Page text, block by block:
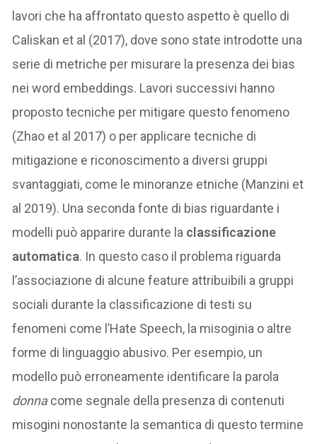
lavori che ha affrontato questo aspetto è quello di
Caliskan et al (2017), dove sono state introdotte una
serie di metriche per misurare la presenza dei bias
nei word embeddings. Lavori successivi hanno
proposto tecniche per mitigare questo fenomeno
(Zhao et al 2017) o per applicare tecniche di
mitigazione e riconoscimento a diversi gruppi
svantaggiati, come le minoranze etniche (Manzini et
al 2019). Una seconda fonte di bias riguardante i
modelli può apparire durante la classificazione
automatica. In questo caso il problema riguarda
l’associazione di alcune feature attribuibili a gruppi
sociali durante la classificazione di testi su
fenomeni come l’Hate Speech, la misoginia o altre
forme di linguaggio abusivo. Per esempio, un
modello può erroneamente identificare la parola
donnacome segnale della presenza di contenuti
misogini nonostante la semantica di questo termine